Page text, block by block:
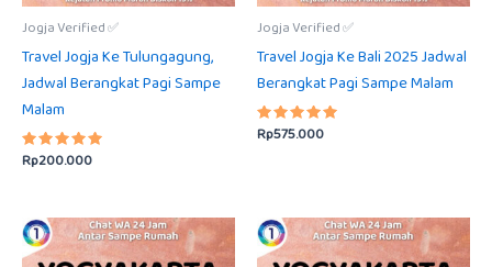
Jogja Verified ✅
Travel Jogja Ke Tulungagung,
Jadwal Berangkat Pagi Sampe
Malam
Dinilai
5.00
Rp200.000
Jogja Verified ✅
Travel Jogja Ke Bali 2025 Jadwal
Berangkat Pagi Sampe Malam
Dinilai
5.00
Rp575.000